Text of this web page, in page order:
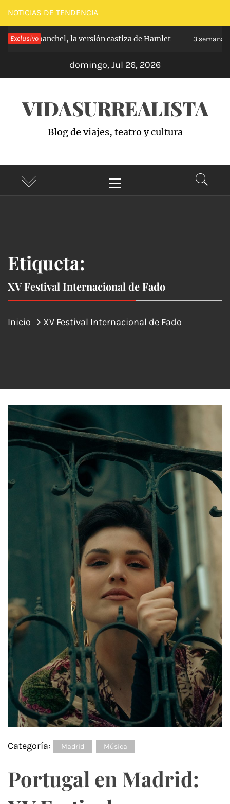
Saltar
al
contenido
NOTICIAS DE TENDENCIA
Exclusivo
de Carabanchel, la versión castiza de Hamlet 3 semanas
domingo, Jul 26, 2026
VIDASURREALISTA
Blog de viajes, teatro y cultura
principal
Etiqueta:
XV Festival Internacional de Fado
Inicio XV Festival Internacional de Fado
Categoría: Madrid Música
Portugal en Madrid: